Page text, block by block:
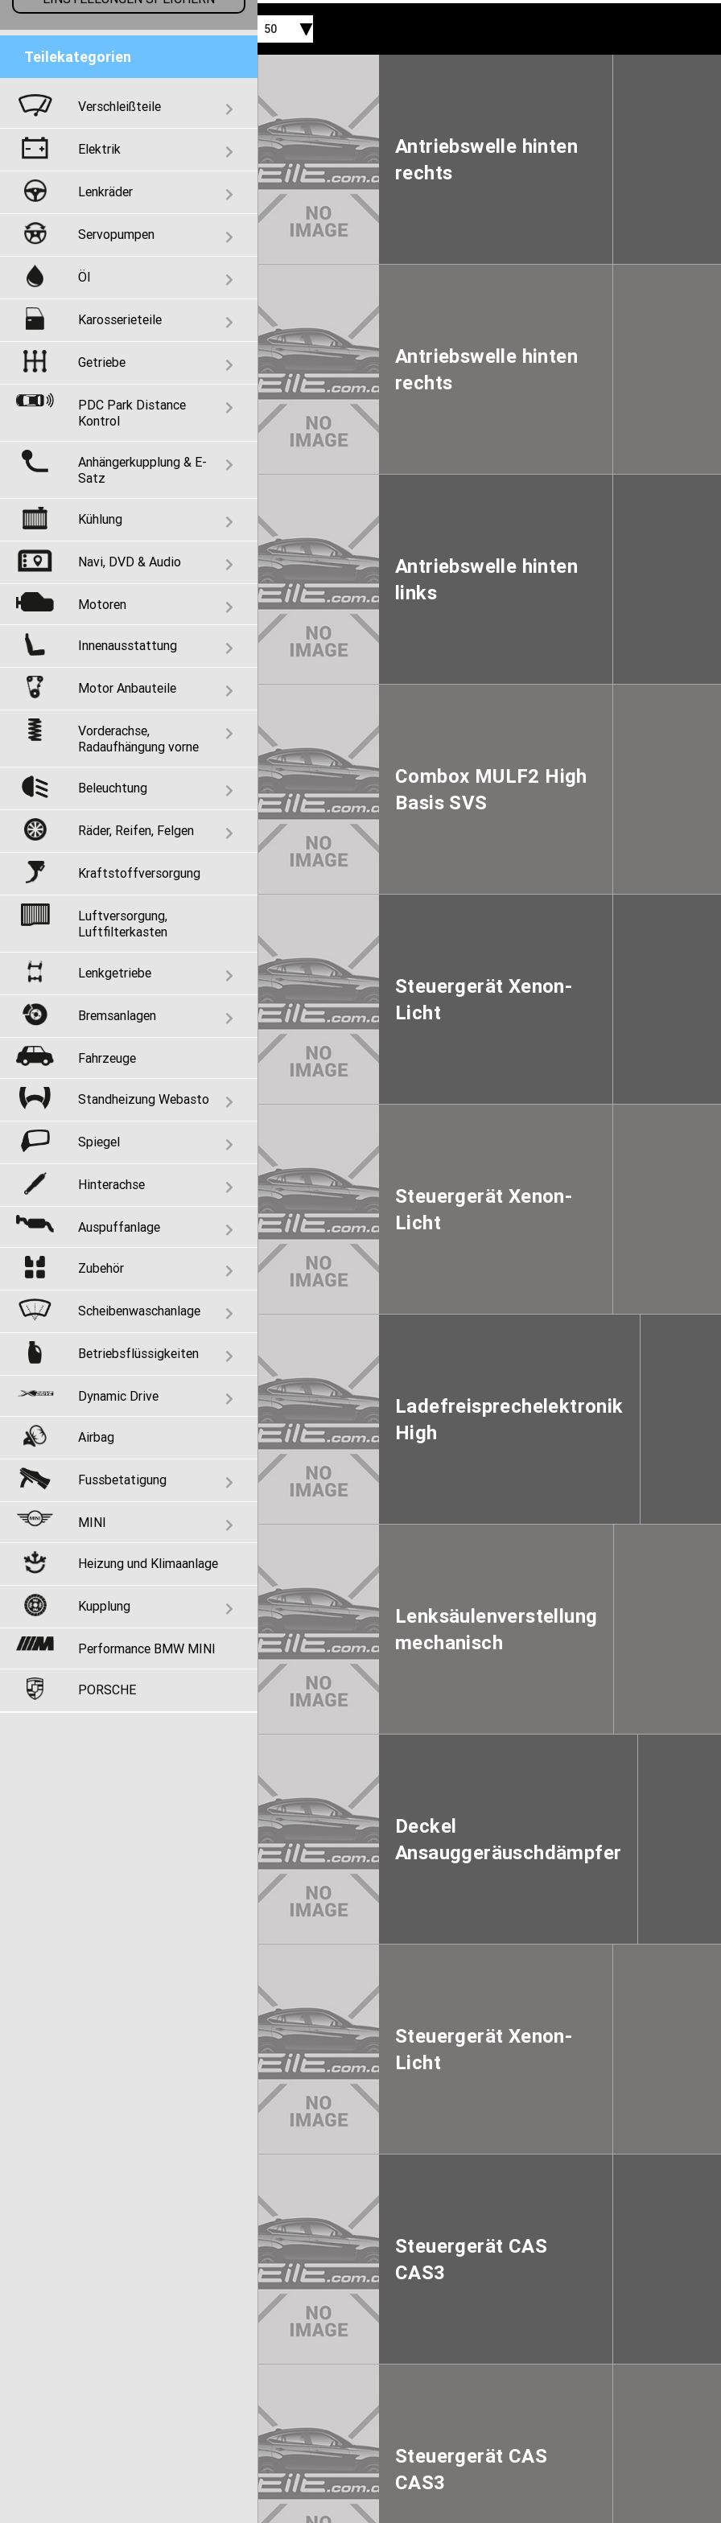
Teilekategorien
Verschleißteile
Elektrik
Lenkräder
Servopumpen
Öl
Karosserieteile
Getriebe
PDC Park Distance
Kontrol
Anhängerkupplung & E-
Satz
Kühlung
Navi, DVD & Audio
Motoren
Innenausstattung
Motor Anbauteile
Vorderachse,
Radaufhängung vorne
Beleuchtung
Räder, Reifen, Felgen
Kraftstoffversorgung
Luftversorgung,
Luftfilterkasten
Lenkgetriebe
Bremsanlagen
Fahrzeuge
Standheizung Webasto
Spiegel
Hinterachse
Auspuffanlage
Zubehör
Scheibenwaschanlage
Betriebsflüssigkeiten
Dynamic Drive
Airbag
Fussbetatigung
MINI
Heizung und Klimaanlage
Kupplung
Performance BMW MINI
PORSCHE
50
Antriebswelle hinten
rechts
Antriebswelle hinten
rechts
Antriebswelle hinten
links
Combox MULF2 High
Basis SVS
Steuergerät Xenon-
Licht
Steuergerät Xenon-
Licht
Ladefreisprechelektronik
High
Lenksäulenverstellung
mechanisch
Deckel
Ansauggeräuschdämpfer
Steuergerät Xenon-
Licht
Steuergerät CAS
CAS3
Steuergerät CAS
CAS3